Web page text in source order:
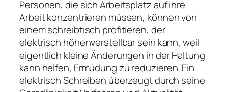
Personen, die sich Arbeitsplatz auf ihre
Arbeit konzentrieren müssen, können von
einem schreibtisch profitieren, der
elektrisch höhenverstellbar sein kann, weil
eigentlich kleine Änderungen in der Haltung
kann helfen, Ermüdung zu reduzieren. Ein
elektrisch Schreiben überzeugt durch seine